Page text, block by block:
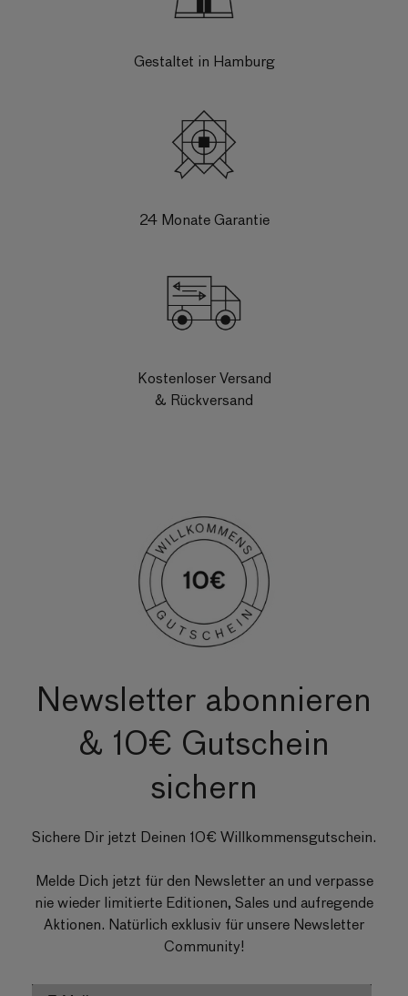
Gestaltet in Hamburg
24 Monate Garantie
Kostenloser Versand
& Rückversand
Newsletter abonnieren
& 10€ Gutschein
sichern
Sichere Dir jetzt Deinen 10€ Willkommensgutschein.
Melde Dich jetzt für den Newsletter an und verpasse
nie wieder limitierte Editionen, Sales und aufregende
Aktionen. Natürlich exklusiv für unsere Newsletter
Community!